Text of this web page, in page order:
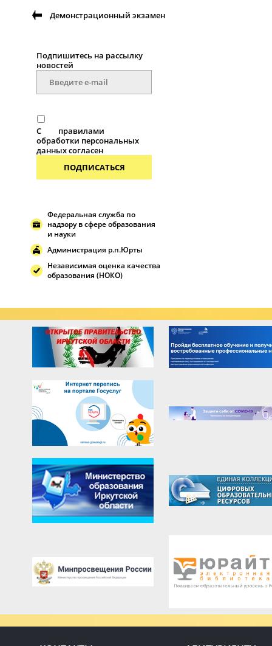
Демонстрационный экзамен
Подпишитесь на рассылку
новостей
С
правилами
обработки персональных
данных согласен
ПОДПИСАТЬСЯ
Федеральная служба по
надзору в сфере образования
и науки
Администрация р.п.Юрты
Независимая оценка качества
образования (НОКО)